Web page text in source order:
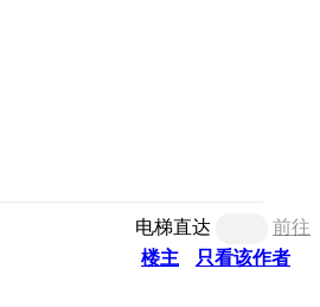
电梯直达
前往
楼主
只看该作者